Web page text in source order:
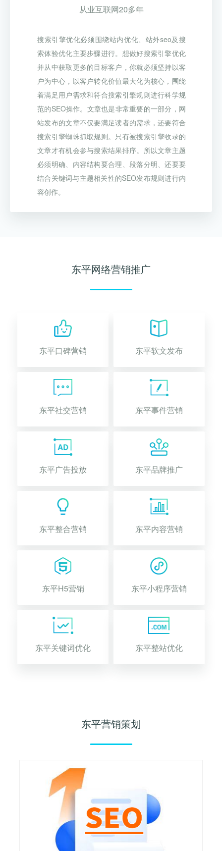
从业互联网20多年
搜索引擎优化必须围绕站内优化、站外seo及搜
索体验优化主要步骤进行。想做好搜索引擎优化
并从中获取更多的目标客户，你就必须坚持以客
户为中心，以客户转化价值最大化为核心，围绕
着满足用户需求和符合搜索引擎规则进行科学规
范的SEO操作。文章也是非常重要的一部分，网
站发布的文章不仅要满足读者的需求，还要符合
搜索引擎蜘蛛抓取规则。只有被搜索引擎收录的
文章才有机会参与搜索结果排序。所以文章主题
必须明确、内容结构要合理、段落分明、还要要
结合关键词与主题相关性的SEO发布规则进行内
容创作。
东平网络营销推广
东平口碑营销 东平软文发布
东平社交营销 东平事件营销
东平广告投放 东平品牌推广
东平整合营销 东平内容营销
东平H5营销 东平小程序营销
东平关键词优化 东平整站优化
东平营销策划